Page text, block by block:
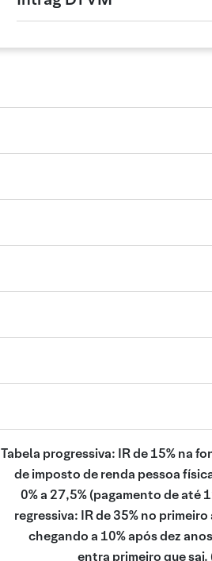
Tabela progressiva: IR de 15% na
de imposto de renda pessoa
0% a 27,5% (pagamento de até
regressiva: IR de 35% no
chegando a 10% após dez
entra primeiro que sai.